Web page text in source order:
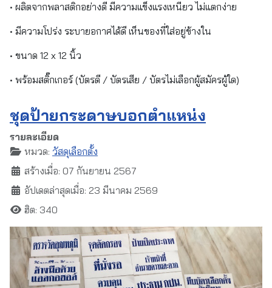
• ผลิตจากพลาสติกอย่างดี มีความแข็งแรงเหนียว ไม่แตกง่าย
• มีความโปร่ง ระบายอกาศได้ดี เห็นของที่ใส่อยู่ข้างใน
• ขนาด 12 x 12 นิ้ว
• พร้อมสติ๊กเกอร์ (บัตรดี / บัตรเสีย / บัตรไม่เลือกผู้สมัครผู้ใด)
ชุดป้ายกระดาษบอกตำแหน่ง
รายละเอียด
หมวด: วัสดุเลือกตั้ง
สร้างเมื่อ: 07 กันยายน 2567
อัปเดตล่าสุดเมื่อ: 23 มีนาคม 2569
ฮิต: 340